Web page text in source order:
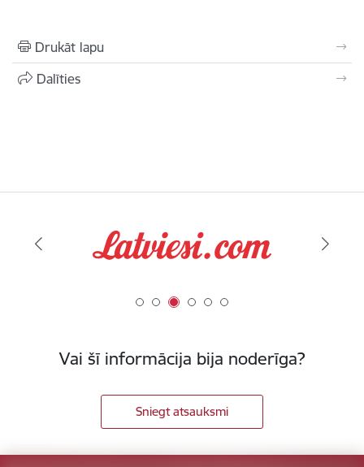
Drukāt lapu
Dalīties
Vai šī informācija bija noderīga?
Sniegt atsauksmi